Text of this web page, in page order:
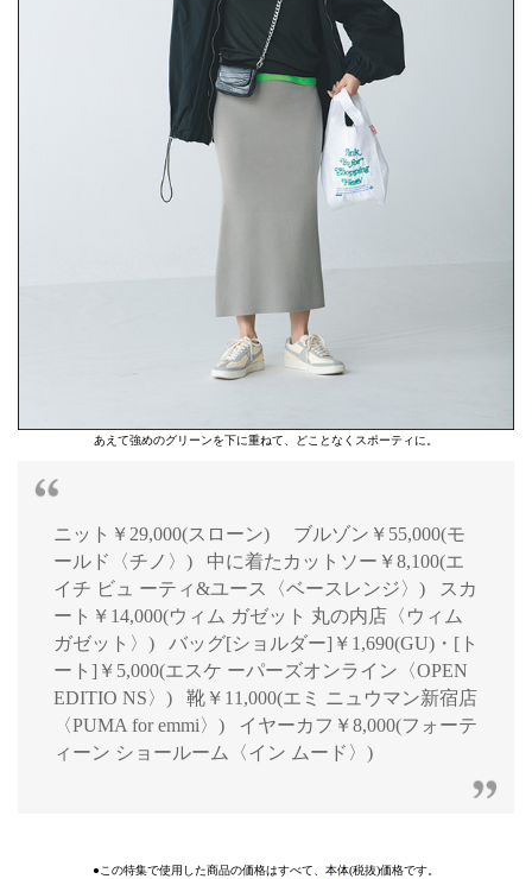
あえて強めのグリーンを下に重ねて、どことなくスポーティに。
ニット￥29,000(スローン) ブルゾン￥55,000(モ
ールド〈チノ〉) 中に着たカットソー￥8,100(エ
イチ ビュ ーティ&ユース〈ベースレンジ〉) スカ
ート￥14,000(ウィム ガゼット 丸の内店〈ウィム
ガゼット〉) バッグ[ショルダー]￥1,690(GU)・[ト
ート]￥5,000(エスケ ーパーズオンライン〈OPEN
EDITIO NS〉) 靴￥11,000(エミ ニュウマン新宿店
〈PUMA for emmi〉) イヤーカフ￥8,000(フォーテ
ィーン ショールーム〈イン ムード〉)
●この特集で使用した商品の価格はすべて、本体(税抜)価格です。